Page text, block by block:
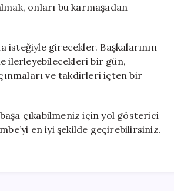
onları bu karmaşadan
girecekler. Başkalarının
ilerleyebilecekleri bir gün,
ve takdirleri içten bir
çıkabilmeniz için yol gösterici
en iyi şekilde geçirebilirsiniz.